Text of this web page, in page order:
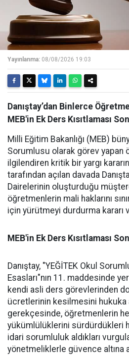
Yayınlanma: 08/08/2026 19:03
Danıştay’dan Binlerce
MEB'in Ek Ders Kısıtlaması
Milli Eğitim Bakanlığı (MEB)
Sorumlusu olarak görev yapan
ilgilendiren kritik bir yargı
tarafından açılan davada
Dairelerinin oluşturduğu
öğretmenlerin mali haklarını
için yürütmeyi durdurma kararı
MEB'in Ek Ders Kısıtlaması
Danıştay, "YEĞİTEK Okul
Esasları"nın 11. maddesinde
kendi asli ders görevlerinden
ücretlerinin kesilmesini hukuka
gerekçesinde, öğretmenlerin
yükümlülüklerini sürdürdükleri
idari sorumluluk aldıkları
yönetmeliklerle güvence altına